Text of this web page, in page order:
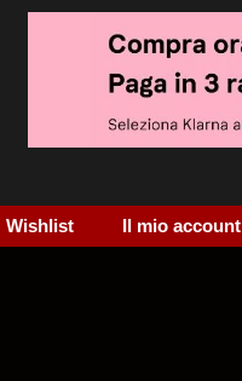
Wishlist Il mio account